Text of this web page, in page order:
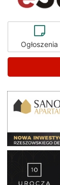
Ogłoszenia